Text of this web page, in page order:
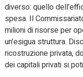
diverso: quello
spesa. Il
milioni di risorse per
un’esigua struttura.
ricostruzione privata,
dei capitali privati si